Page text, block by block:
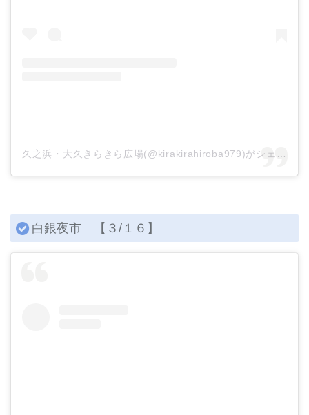
久之浜・大久きらきら広場(@kirakirahiroba979)がシェアした投稿
白銀夜市 【３/１６】